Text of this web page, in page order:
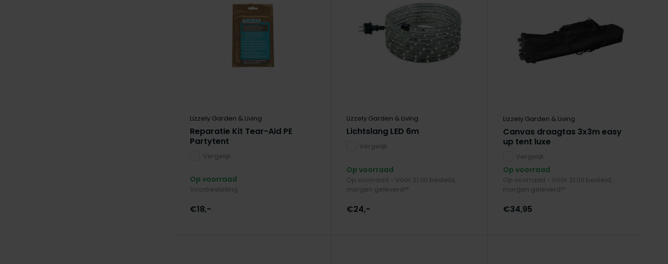
Lizzely Garden & Living
Reparatie Kit Tear-Aid PE
Partytent
Vergelijk
Op voorraad
Voorbestelling
€18,-
Lizzely Garden & Living
Lichtslang LED 6m
Vergelijk
Op voorraad
Op voorraad - Vóór 21:00 besteld,
morgen geleverd!*
€24,-
Lizzely Garden & Living
Canvas draagtas 3x3m easy
up tent luxe
Vergelijk
Op voorraad
Op voorraad - Vóór 21:00 besteld,
morgen geleverd!*
€34,95